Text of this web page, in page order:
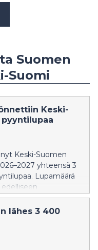
Suomen
Suomi
Keski-
pyyntilupaa
Keski-Suomen
yhteensä 3
Lupamäärä
lähes 3 400